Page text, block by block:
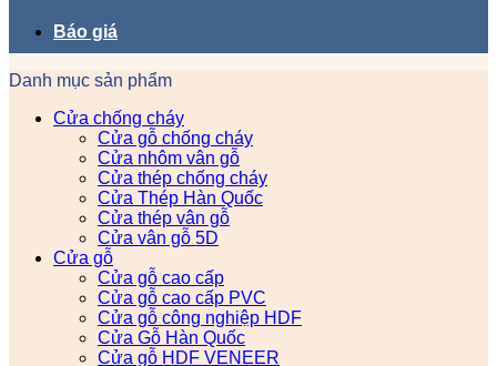
Báo giá
Danh mục sản phẩm
Cửa chống cháy
Cửa gỗ chống cháy
Cửa nhôm vân gỗ
Cửa thép chống cháy
Cửa Thép Hàn Quốc
Cửa thép vân gỗ
Cửa vân gỗ 5D
Cửa gỗ
Cửa gỗ cao cấp
Cửa gỗ cao cấp PVC
Cửa gỗ công nghiệp HDF
Cửa Gỗ Hàn Quốc
Cửa gỗ HDF VENEER